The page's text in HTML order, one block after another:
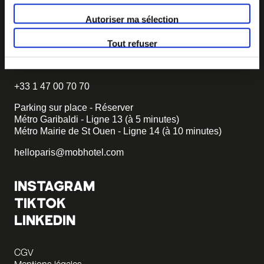
Autoriser ma sélection
Tout refuser
TROUVER MOB HOTEL
92 chambres dont 3 PMR
+33 1 47 00 70 70
Parking sur place - Réserver
Métro Garibaldi - Ligne 13 (à 5 minutes)
Métro Mairie de St Ouen - Ligne 14 (à 10 minutes)
helloparis@mobhotel.com
INSTAGRAM
TIKTOK
LINKEDIN
CGV